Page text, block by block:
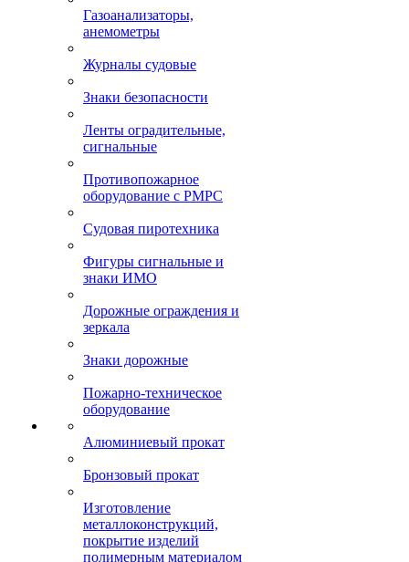
Газоанализаторы,
анемометры
Журналы судовые
Знаки безопасности
Ленты оградительные,
сигнальные
Противопожарное
оборудование с РМРС
Судовая пиротехника
Фигуры сигнальные и
знаки ИМО
Дорожные ограждения и
зеркала
Знаки дорожные
Пожарно-техническое
оборудование
Алюминиевый прокат
Бронзовый прокат
Изготовление
металлоконструкций,
покрытие изделий
полимерным материалом